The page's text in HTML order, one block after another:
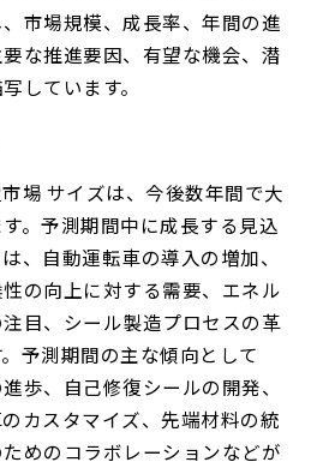
市場規模、成長率、年間の進
な推進要因、有望な機会、潜
しています。
場 サイズは、今後数年間で大
。予測期間中に成長する見込
、自動運転車の導入の増加、
の向上に対する需要、エネル
目、シール製造プロセスの革
予測期間の主な傾向として
歩、自己修復シールの開発、
カスタマイズ、先端材料の統
めのコラボレーションなどが